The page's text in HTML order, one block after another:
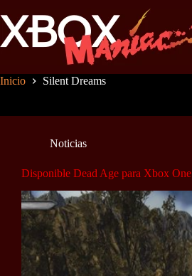
al
contenido
Inicio Silent Dreams
Noticias
Disponible Dead Age para Xbox One